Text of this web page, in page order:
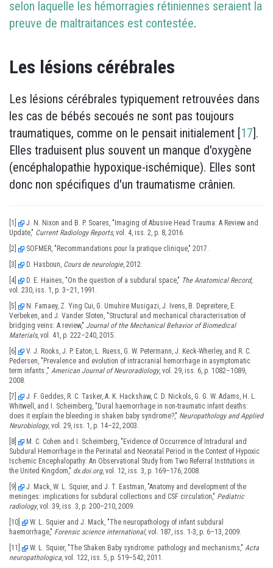
selon laquelle les hémorragies rétiniennes seraient la
preuve de maltraitances est contestée.
Les lésions cérébrales
Les lésions cérébrales typiquement retrouvées dans
les cas de bébés secoués ne sont pas toujours
traumatiques, comme on le pensait initialement [17].
Elles traduisent plus souvent un manque d'oxygène
(encéphalopathie hypoxique-ischémique). Elles sont
donc non spécifiques d'un traumatisme crânien.
[1]
J. N. Nixon and B. P. Soares, "Imaging of Abusive Head Trauma: A Review and
Update," Current Radiology Reports, vol. 4, iss. 2, p. 8, 2016.
[2]
SOFMER, "Recommandations pour la pratique clinique," 2017.
[3]
D. Hasboun, Cours de neurologie, 2012.
[4]
D. E. Haines, "On the question of a subdural space," The Anatomical Record,
vol. 230, iss. 1, p. 3–21, 1991.
[5]
N. Famaey, Z. Ying Cui, G. Umuhire Musigazi, J. Ivens, B. Depreitere, E.
Verbeken, and J. Vander Sloten, "Structural and mechanical characterisation of
bridging veins: A review," Journal of the Mechanical Behavior of Biomedical
Materials, vol. 41, p. 222–240, 2015.
[6]
V. J. Rooks, J. P. Eaton, L. Ruess, G. W. Petermann, J. Keck-Wherley, and R. C.
Pedersen, "Prevalence and evolution of intracranial hemorrhage in asymptomatic
term infants.," American Journal of Neuroradiology, vol. 29, iss. 6, p. 1082–1089,
2008.
[7]
J. F. Geddes, R. C. Tasker, A. K. Hackshaw, C. D. Nickols, G. G. W. Adams, H. L.
Whitwell, and I. Scheimberg, "Dural haemorrhage in non-traumatic infant deaths:
does it explain the bleeding in shaken baby syndrome?," Neuropathology and Applied
Neurobiology, vol. 29, iss. 1, p. 14–22, 2003.
[8]
M. C. Cohen and I. Scheimberg, "Evidence of Occurrence of Intradural and
Subdural Hemorrhage in the Perinatal and Neonatal Period in the Context of Hypoxic
Ischemic Encephalopathy: An Observational Study from Two Referral Institutions in
the United Kingdom," dx.doi.org, vol. 12, iss. 3, p. 169–176, 2008.
[9]
J. Mack, W. L. Squier, and J. T. Eastman, "Anatomy and development of the
meninges: implications for subdural collections and CSF circulation," Pediatric
radiology, vol. 39, iss. 3, p. 200–210, 2009.
[10]
W. L. Squier and J. Mack, "The neuropathology of infant subdural
haemorrhage," Forensic science international, vol. 187, iss. 1-3, p. 6–13, 2009.
[11]
W. L. Squier, "The Shaken Baby syndrome: pathology and mechanisms," Acta
neuropathologica , vol. 122, iss. 5, p. 519–542, 2011.